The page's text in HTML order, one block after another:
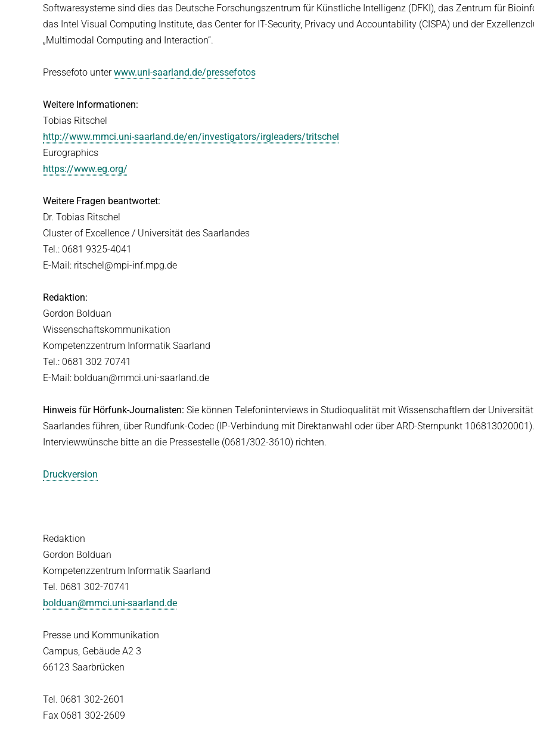
Softwaresysteme sind dies das Deutsche Forschungszentrum für Künstliche Intelligenz (DFKI), das Zentrum für
das Intel Visual Computing Institute, das Center for IT-Security, Privacy und Accountability (CISPA) und der
„Multimodal Computing and Interaction“.
Pressefoto unterwww.uni-saarland.de/pressefotos
Weitere Informationen:
Tobias Ritschel
http://www.mmci.uni-saarland.de/en/investigators/irgleaders/tritschel
Eurographics
https://www.eg.org/
Weitere Fragen beantwortet:
Dr. Tobias Ritschel
Cluster of Excellence / Universität des Saarlandes
Tel.: 0681 9325-4041
E-Mail: ritschel@mpi-inf.mpg.de
Redaktion:
Gordon Bolduan
Wissenschaftskommunikation
Kompetenzzentrum Informatik Saarland
Tel.: 0681 302 70741
E-Mail: bolduan@mmci.uni-saarland.de
Hinweis für Hörfunk-Journalisten: Sie können Telefoninterviews in Studioqualität mit Wissenschaftlern der
Saarlandes führen, über Rundfunk-Codec (IP-Verbindung mit Direktanwahl oder über ARD-Sternpunkt 106813020001).
Interviewwünsche bitte an die Pressestelle (0681/302-3610) richten.
Druckversion
Redaktion
Gordon Bolduan
Kompetenzzentrum Informatik Saarland
Tel. 0681 302-70741
bolduan@mmci.uni-saarland.de
Presse und Kommunikation
Campus, Gebäude A2 3
66123 Saarbrücken
Tel. 0681 302-2601
Fax 0681 302-2609